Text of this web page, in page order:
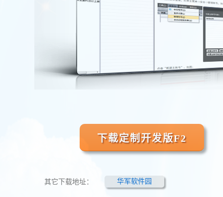
下载定制开发版F2
其它下载地址： 华军软件园